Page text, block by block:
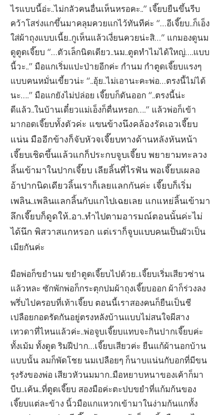
ไรแบบนี้อ่ะ..ไม่กลัวคนอื่นเห็นหรอคะ..” เจี๊ยบยืนขึ้นรีบ
คว้าโสร่งแกขึ้นมาคลุมควยแกไว้ทันทีค่ะ “…อีเจี๊ยบ..ก็เอ็ง
ใส่ผ้าถุงแบบเนี้ย..กูเห็นแล้วเงี่ยนควยน่ะสิ…” แกมองดูนม
ดูตูดเจี๊ยบ “…ตัวเล็กนิดเดียว..นม..ตูดทำไมได้ใหญ่….แบบ
นี้วะ..” มือแกเริ่มแปะป่ายอีกค่ะ กำนม กำตูดเจี๊ยบแรงๆ
แบบคนหมั่นเขี้ยวน่ะ “..อุ้ย..ไม่เอานะคะพ่อ…ตรงนี้ไม่ได้
นะ….” มือแกยังไม่ปล่อย เจี๊ยบก็ดันออก “..ตรงนี้น่ะ
ดีแล้ว..ในบ้านเดี๋ยวแม่เอ็งก็ตื่นหรอก….” แล้วพ่อก็เข้า
มากอดเจี๊ยบทั้งตัวค่ะ แขนข้างนึงคล้องรัดเอวเจี๊ยบ
แน่น มืออีกข้างก็จับหัวจเจี๊ยบทางด้านหลังหันหน้า
เจี๊ยบเชิดขึ้นแล้วแกก็ประกบจูบเจี๊ยบ พยายามทะลวง
ลิ้นเข้ามาในปากเจี๊ยบ เลียลิ้นที่ไรฟัน พอเจี๊ยบเผลอ
อ้าปากนิดเดียวลิ้นเราก็เลยแลกกันค่ะ เจี๊ยบก็เริ่ม
เพลิน..เพลินแลกลิ้นกับแกไปเฉยเลย แกแหย่ลิ้นเข้ามา
ลึกเจี๊ยบก็ดูดให้..อา..ทำไปตามอารมณ์ตอนนั้นค่ะไม่
ได้นึก พิสวาสแกหรอก แต่เราก็จูบแบบคนเป็นผัวเป็น
เมียกันค่ะ
มือพ่อก็ขยำนม ขยำตูดเจี๊ยบไปด้วย..เจี๊ยบเริ่มเสียวซ่าน
แล้วหละ ซักพักพ่อก็กระตุกปมผ้าถุงเจี๊ยบออก ผ้าก็ร่วงลง
พรึ่บไปครอบที่เท้าเจี๊ยบ ตอนนี้เราสองคนก็ยืนเป็นชี
เปลือยกอดรัดกันอยู่ตรงหลังบ้านแบบไม่สนใจผีสาง
เทวดาที่ไหนแล้วค่ะ..พ่อจูบเจี๊ยบแทบจะกินปากเจี๊ยบค่ะ
ทั้งเม้ม ทั้งดูด ริมฝีปาก…เจี๊ยบเสียวค่ะ ยืนแก้ผ้านอกบ้าน
แบบนั้น ลมก็พัดโชย นมเปลือยๆ ก็นาบแน่นกับอกที่มีขน
รุงรังของพ่อ เสียวหัวนมมาก..มือหยาบหนาของเค้าก็มา
บีบ..เค้น..ที่ตูดเจี๊ยบ สองมือค่ะตะปบขยำที่แก้มก้นของ
เจี๊ยบแต่ละข้าง นิ้วมือแกแหวกเข้ามาในง่ามก้นแกทั้ง